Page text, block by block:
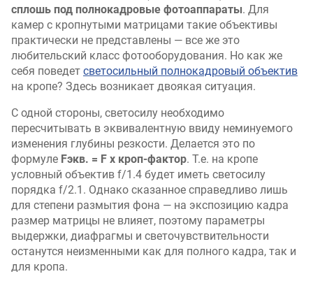
сплошь под полнокадровые фотоаппараты. Для
камер с кропнутыми матрицами такие объективы
практически не представлены — все же это
любительский класс фотооборудования. Но как же
себя поведет светосильный полнокадровый объектив
на кропе? Здесь возникает двоякая ситуация.
С одной стороны, светосилу необходимо
пересчитывать в эквивалентную ввиду неминуемого
изменения глубины резкости. Делается это по
формуле Fэкв. = F x кроп-фактор. Т.е. на кропе
условный объектив f/1.4 будет иметь светосилу
порядка f/2.1. Однако сказанное справедливо лишь
для степени размытия фона — на экспозицию кадра
размер матрицы не влияет, поэтому параметры
выдержки, диафрагмы и светочувствительности
останутся неизменными как для полного кадра, так и
для кропа.